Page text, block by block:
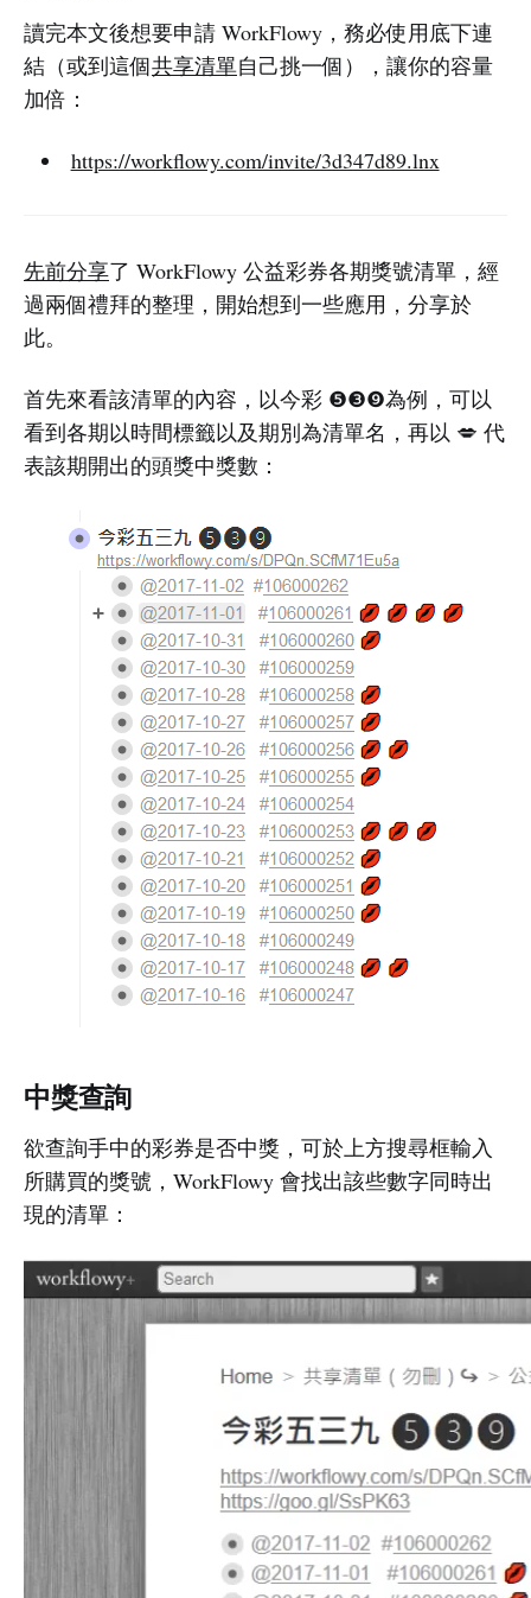
讀完本文後想要申請 WorkFlowy，務必使用底下連
結（或到這個共享清單自己挑一個），讓你的容量
加倍：
https://workflowy.com/invite/3d347d89.lnx
先前分享了 WorkFlowy 公益彩券各期獎號清單，經
過兩個禮拜的整理，開始想到一些應用，分享於
此。
首先來看該清單的內容，以今彩 ❺❸❾為例，可以
看到各期以時間標籤以及期別為清單名，再以 💋 代
表該期開出的頭獎中獎數：
中獎查詢
欲查詢手中的彩券是否中獎，可於上方搜尋框輸入
所購買的獎號，WorkFlowy 會找出該些數字同時出
現的清單：